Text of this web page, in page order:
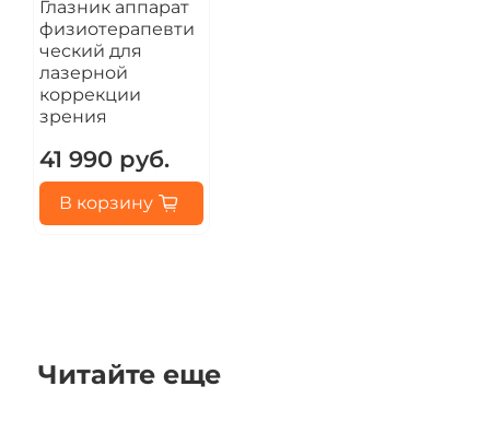
Глазник аппарат
физиотерапевти
ческий для
лазерной
коррекции
зрения
41 990 руб.
В корзину
Читайте еще